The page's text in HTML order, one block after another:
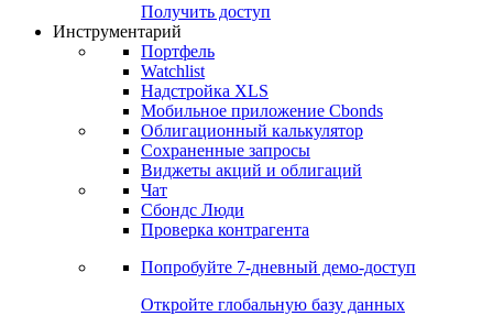
Получить доступ
Инструментарий
Портфель
Watchlist
Надстройка XLS
Мобильное приложение Cbonds
Облигационный калькулятор
Сохраненные запросы
Виджеты акций и облигаций
Чат
Сбондс Люди
Проверка контрагента
Попробуйте 7-дневный демо-доступ
Откройте глобальную базу данных